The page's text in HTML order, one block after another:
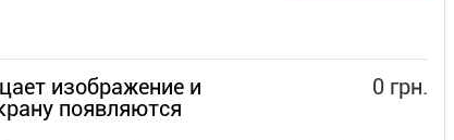
0 грн.
изображение и
появляются